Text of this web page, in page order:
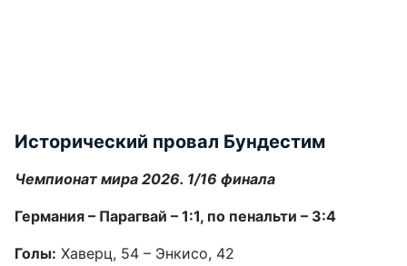
Исторический провал Бундестим
Чемпионат мира 2026. 1/16 финала
Германия – Парагвай – 1:1, по пенальти – 3:4
Голы: Хаверц, 54 – Энкисо, 42